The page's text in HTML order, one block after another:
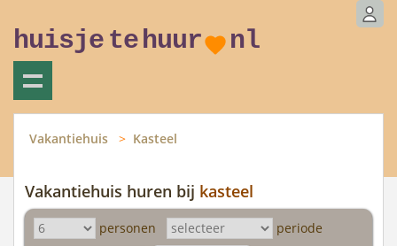
huisje tehuur nl
Vakantiehuis Kasteel
Vakantiehuis huren bij kasteel
personen periode